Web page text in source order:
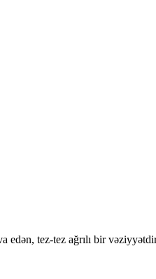
edən, tez-tez ağrılı bir